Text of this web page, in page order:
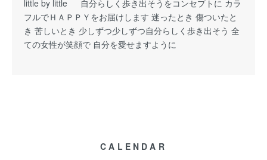
little by little 自分らしく歩き出そうをコンセプトに カラ
フルでＨＡＰＰＹをお届けします 迷ったとき 傷ついたと
き 苦しいとき 少しずつ少しずつ自分らしく歩き出そう 全
ての女性が笑顔で 自分を愛せますように
CALENDAR